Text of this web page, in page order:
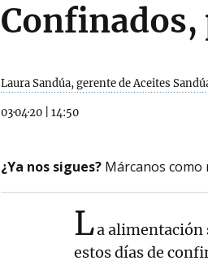
Confinados,
Laura Sandúa, gerente de Aceites
03·04·20 14:50
¿Ya nos sigues? Márcanos
La alimentación
estos días de